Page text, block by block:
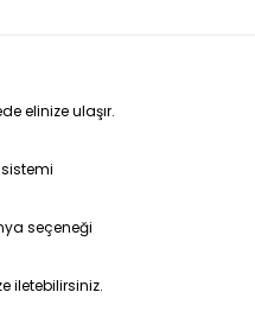
elinize ulaşır.
seçeneği
iletebilirsiniz.